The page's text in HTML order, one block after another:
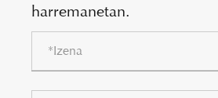
harremanetan.